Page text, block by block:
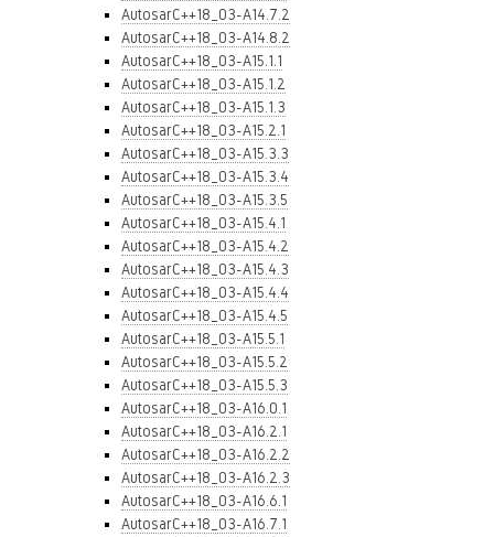
AutosarC++18_03-A14.7.2
AutosarC++18_03-A14.8.2
AutosarC++18_03-A15.1.1
AutosarC++18_03-A15.1.2
AutosarC++18_03-A15.1.3
AutosarC++18_03-A15.2.1
AutosarC++18_03-A15.3.3
AutosarC++18_03-A15.3.4
AutosarC++18_03-A15.3.5
AutosarC++18_03-A15.4.1
AutosarC++18_03-A15.4.2
AutosarC++18_03-A15.4.3
AutosarC++18_03-A15.4.4
AutosarC++18_03-A15.4.5
AutosarC++18_03-A15.5.1
AutosarC++18_03-A15.5.2
AutosarC++18_03-A15.5.3
AutosarC++18_03-A16.0.1
AutosarC++18_03-A16.2.1
AutosarC++18_03-A16.2.2
AutosarC++18_03-A16.2.3
AutosarC++18_03-A16.6.1
AutosarC++18_03-A16.7.1